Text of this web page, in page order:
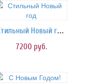
Стильный Новый год
7200 руб.